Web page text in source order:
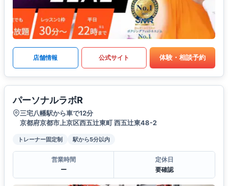
店舗情報 公式サイト 体験・相談予約
パーソナルラボR
三宅八幡駅から車で12分
京都府京都市上京区西五辻東町 西五辻東48-2
トレーナー固定制 駅から5分以内
営業時間
ー
定休日
要確認